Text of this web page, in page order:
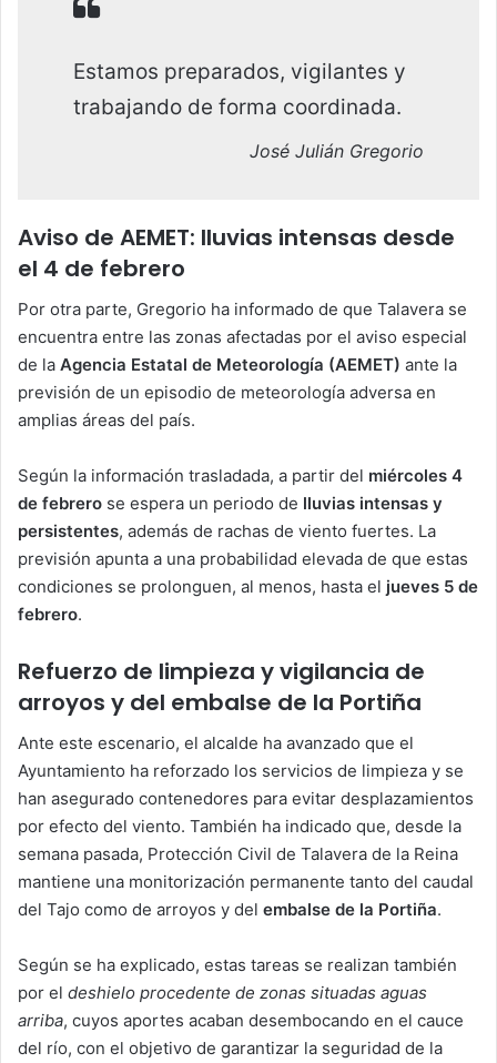
Estamos preparados, vigilantes y
trabajando de forma coordinada.
José Julián Gregorio
Aviso de AEMET: lluvias intensas desde
el 4 de febrero
Por otra parte, Gregorio ha informado de que Talavera se
encuentra entre las zonas afectadas por el aviso especial
de la Agencia Estatal de Meteorología (AEMET) ante la
previsión de un episodio de meteorología adversa en
amplias áreas del país.
Según la información trasladada, a partir del miércoles 4
de febrero se espera un periodo de lluvias intensas y
persistentes, además de rachas de viento fuertes. La
previsión apunta a una probabilidad elevada de que estas
condiciones se prolonguen, al menos, hasta el jueves 5 de
febrero.
Refuerzo de limpieza y vigilancia de
arroyos y del embalse de la Portiña
Ante este escenario, el alcalde ha avanzado que el
Ayuntamiento ha reforzado los servicios de limpieza y se
han asegurado contenedores para evitar desplazamientos
por efecto del viento. También ha indicado que, desde la
semana pasada, Protección Civil de Talavera de la Reina
mantiene una monitorización permanente tanto del caudal
del Tajo como de arroyos y del embalse de la Portiña.
Según se ha explicado, estas tareas se realizan también
por el deshielo procedente de zonas situadas aguas
arriba, cuyos aportes acaban desembocando en el cauce
del río, con el objetivo de garantizar la seguridad de la